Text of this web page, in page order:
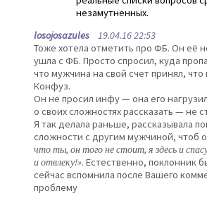
незамутненных.
losojosazules 19.04.16 22:53
Тоже хотела отметить про ФБ. Он её
ушла с ФБ. Просто спросил, куда
что мужчина на свой счет принял, что
Конфуз.
Он не просил инфу — она его
о своих сложностях рассказать — не
Я так делала раньше, рассказывала
сложности с другим мужчиной, чтоб
что ты, он того не стоит, я здесь и
и отвлеку!». Естественно, поклонник
сейчас вспомнила после Вашего
проблему